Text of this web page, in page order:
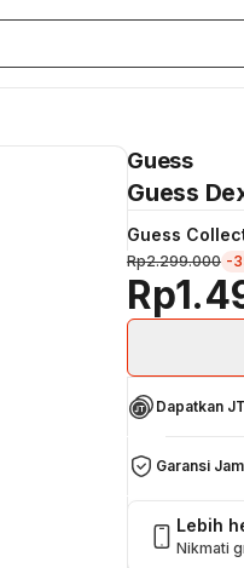
Guess
Guess
Guess
Rp2.299.000 -
Dapatkan
Garansi
Lebih
Nikmati